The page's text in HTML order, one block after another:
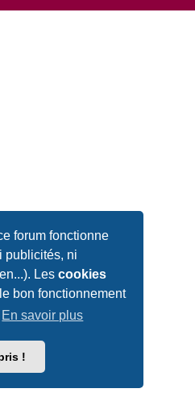
forum fonctionne
publicités, ni
Lescookies
bon fonctionnement
En savoir plus
!